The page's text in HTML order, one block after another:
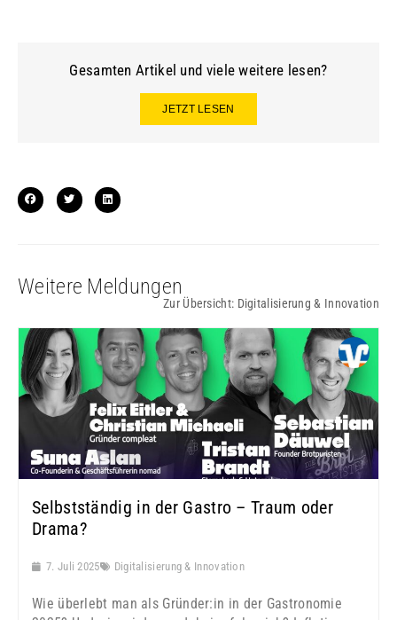
Gesamten Artikel und viele weitere lesen?
JETZT LESEN
Weitere Meldungen
Zur Übersicht: Digitalisierung & Innovation
Selbstständig in der Gastro – Traum oder
Drama?
7. Juli 2025 Digitalisierung & Innovation
Wie überlebt man als Gründer:in in der Gastronomie